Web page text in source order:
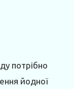
потрібно
йодної